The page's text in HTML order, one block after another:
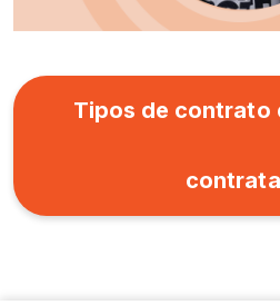
Tipos de contrato